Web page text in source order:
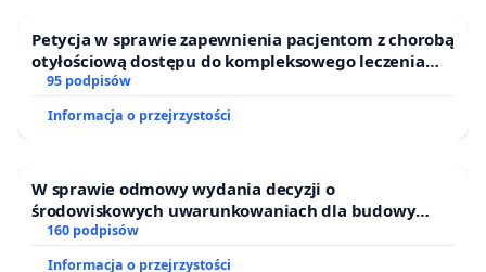
Petycja w sprawie zapewnienia pacjentom z chorobą
otyłościową dostępu do kompleksowego leczenia
oraz programów profilaktycznych.
95 podpisów
Informacja o przejrzystości
W sprawie odmowy wydania decyzji o
środowiskowych uwarunkowaniach dla budowy
zakładu wytwarzania biometanu „Krynki” w
160 podpisów
Informacja o przejrzystości